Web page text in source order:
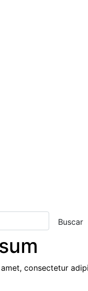
consectetur